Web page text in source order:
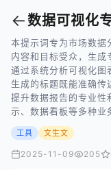
←数据可视化
本提示词专为市场数据
内容和目标受众，生成
通过系统分析可视化图
生成的标题既能准确传
提升数据报告的专业性
示、数据看板等多种业
工具 文生文
2025-11-09 205